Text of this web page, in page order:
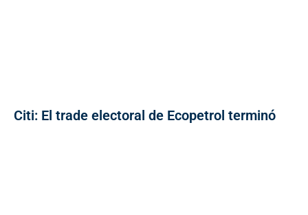
Citi: El trade electoral de Ecopetrol terminó